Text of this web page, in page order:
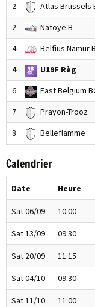
2
Atlas Brussels
2
Natoye B
4
Belfius Namur B
4
U19F Règ
6
East Belgium
7
Prayon-Trooz
8
Belleflamme
Calendrier
Date Heure
Sat 06/09 10:00
Sat 13/09 09:30
Sat 20/09 11:15
Sat 04/10 09:30
Sat 11/10 11:00